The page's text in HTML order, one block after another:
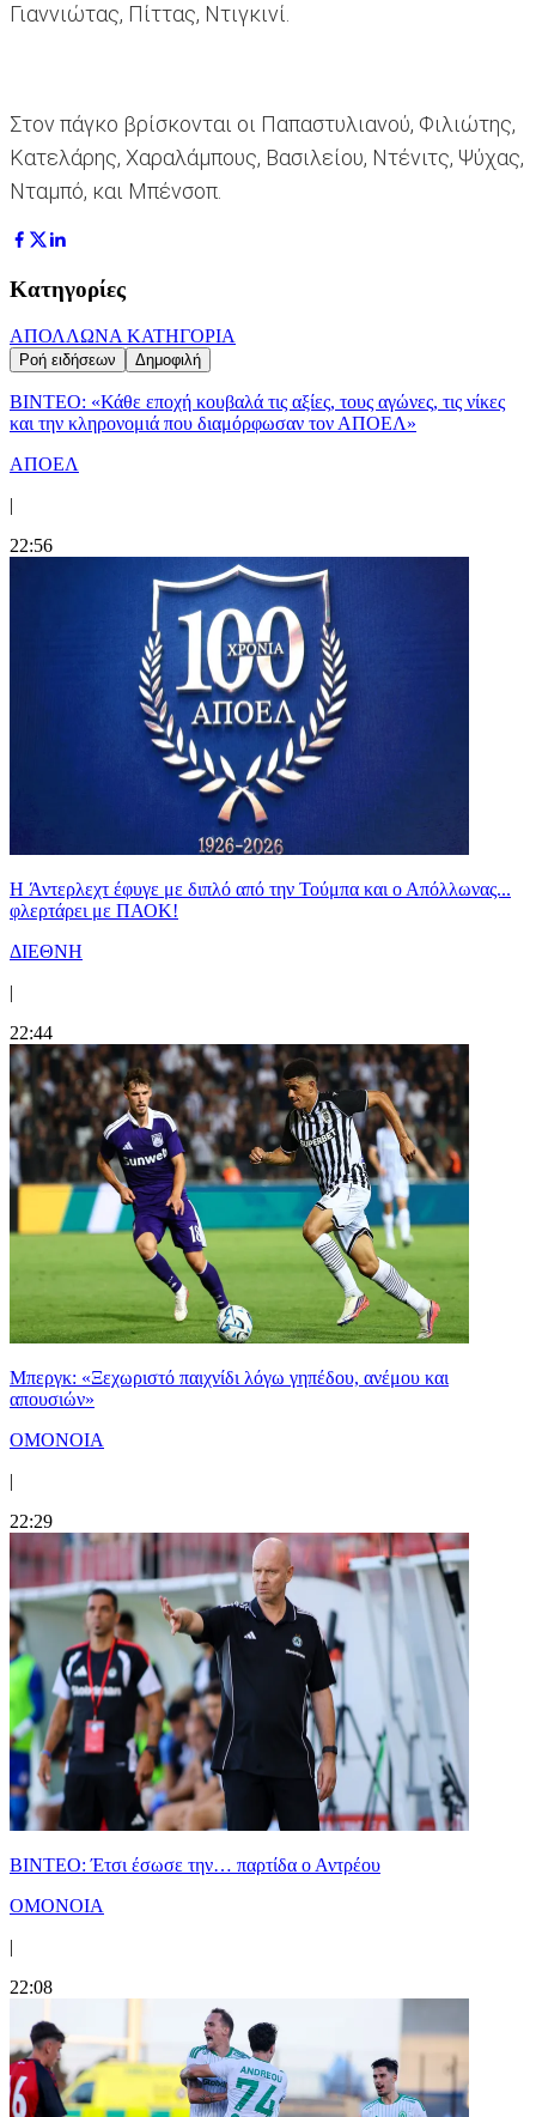
Γιαννιώτας, Πίττας, Ντιγκινί.
Στον πάγκο βρίσκονται οι Παπαστυλιανού, Φιλιώτης,
Κατελάρης, Χαραλάμπους, Βασιλείου, Ντένιτς, Ψύχας,
Νταμπό, και Μπένσοπ.
Κατηγορίες
ΑΠΟΛΛΩΝΑ ΚΑΤΗΓΟΡΙΑ
Ροή ειδήσεων Δημοφιλή
ΒΙΝΤΕΟ: «Κάθε εποχή κουβαλά τις αξίες, τους αγώνες, τις νίκες
και την κληρονομιά που διαμόρφωσαν τον ΑΠΟΕΛ»
ΑΠΟΕΛ
|
22:56
H Άντερλεχτ έφυγε με διπλό από την Τούμπα και ο Απόλλωνας...
φλερτάρει με ΠΑΟΚ!
ΔΙΕΘΝΗ
|
22:44
Μπεργκ: «Ξεχωριστό παιχνίδι λόγω γηπέδου, ανέμου και
απουσιών»
ΟΜΟΝΟΙΑ
|
22:29
ΒΙΝΤΕΟ: Έτσι έσωσε την… παρτίδα ο Αντρέου
ΟΜΟΝΟΙΑ
|
22:08